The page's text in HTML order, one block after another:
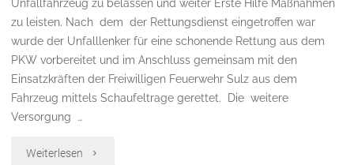
Unfallfahrzeug zu belassen und weiter Erste Hilfe Maßnahmen
zu leisten. Nach dem der Rettungsdienst eingetroffen war
wurde der Unfalllenker für eine schonende Rettung aus dem
PKW vorbereitet und im Anschluss gemeinsam mit den
Einsatzkräften der Freiwilligen Feuerwehr Sulz aus dem
Fahrzeug mittels Schaufeltrage gerettet. Die weitere
Versorgung …
Weiterlesen "Verkehrsunfall